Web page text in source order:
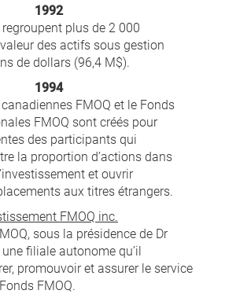
1992
plus de 2 000
des actifs sous gestion
de dollars (96,4 M$).
1994
FMOQ et le Fonds
FMOQ sont créés pour
des participants qui
la proportion d’actions dans
et ouvrir
aux titres étrangers.
FMOQ inc.
sous la présidence de Dr
filiale autonome qu’il
promouvoir et assurer le service
FMOQ.